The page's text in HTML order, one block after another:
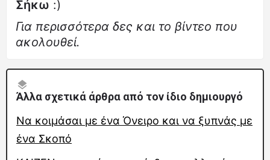
Σήκω :)
Για περισσότερα δες και το βίντεο που
ακολουθεί.
Άλλα σχετικά άρθρα από τον ίδιο δημιουργό
Να κοιμάσαι με ένα Όνειρο και να ξυπνάς με
ένα Σκοπό